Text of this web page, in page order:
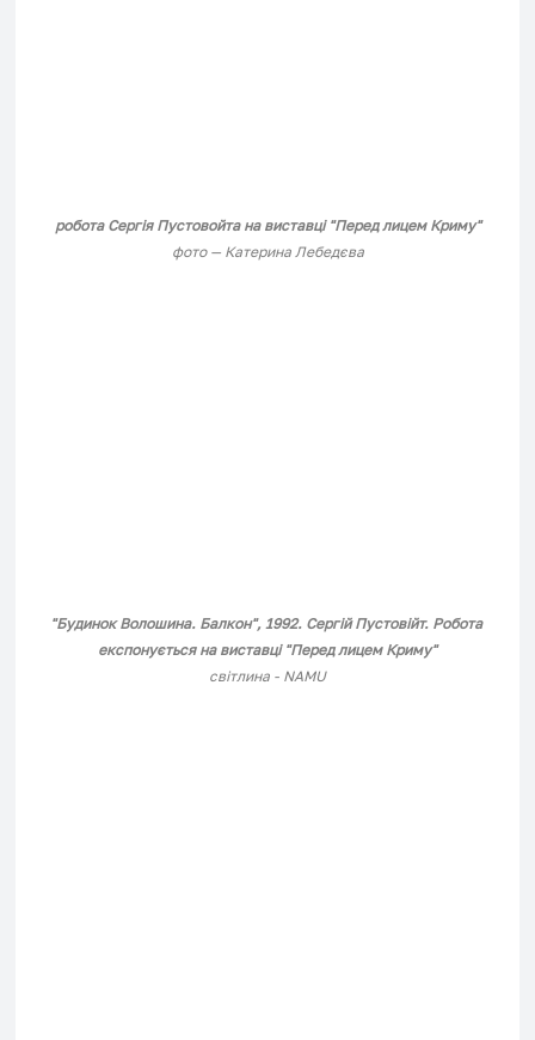
робота Сергія Пустовойта на виставці "Перед лицем Криму"
фото — Катерина Лебедєва
"Будинок Волошина. Балкон", 1992. Сергій Пустовійт. Робота
експонується на виставці "Перед лицем Криму"
світлина - NAMU